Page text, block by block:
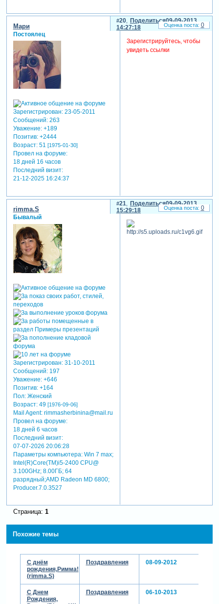
Поделиться
20
09-09-2013
14:27:18
Мари
Постоялец
Зарегистрирован: 23-05-2011
Сообщений:263
Уважение: +189
Позитив: +2444
Возраст:51 [1975-01-30]
Провел на форуме:
18 дней 16 часов
Последний визит:
21-12-2025 16:24:37
Зарегистрируйтесь, чтобы
увидеть ссылки
0
Поделиться
21
09-09-2013
15:29:18
rimma.S
Бывалый
Зарегистрирован: 31-10-2011
Сообщений:197
Уважение: +646
Позитив: +164
Пол:Женский
Возраст:49 [1976-09-06]
Mail Agent:rimmasherbinina@mail.ru
Провел на форуме:
18 дней 6 часов
Последний визит:
07-07-2026 20:06:28
Параметры компьютера:Win 7 max;
Intel(R)Core(TM)i5-2400 CPU@
3.100GHz; 8.00ГБ; 64
разрядный;AMD Radeon MD 6800;
Producer.7.0.3527
0
Страница: 1
Похожие темы
С днём
рождения,Римма!
(rimma.S)
Поздравления 08-09-2012
С Днем
Рождения,
Поздравления 06-10-2013